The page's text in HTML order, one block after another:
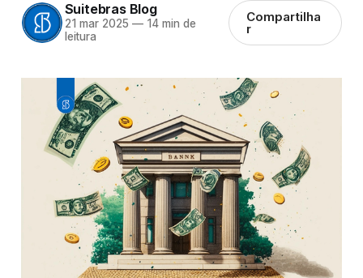
Suitebras Blog
21 mar 2025 —14 min de
leitura
Compartilha
r